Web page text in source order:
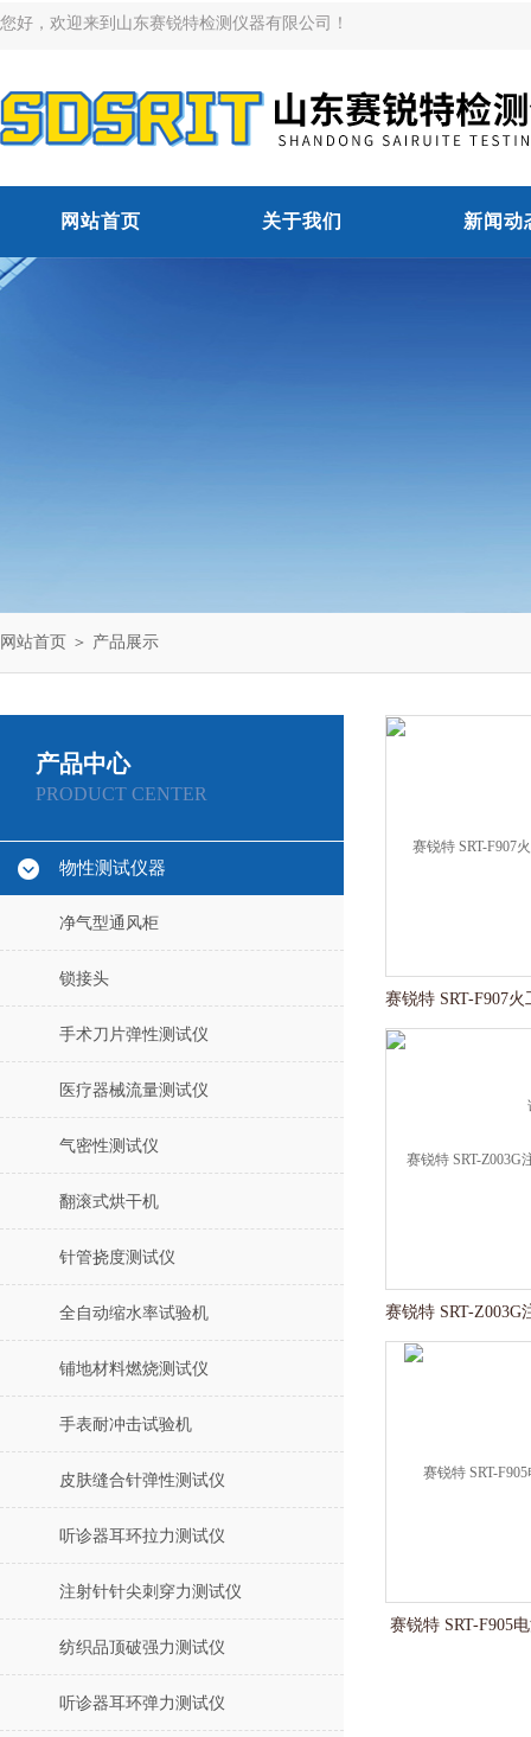
您好，欢迎来到山东赛锐特检测仪器有限公司！
网站首页 关于我们 新闻动
网站首页 ＞ 产品展示
产品中心
PRODUCT CENTER
物性测试仪器
净气型通风柜
锁接头
手术刀片弹性测试仪
医疗器械流量测试仪
气密性测试仪
翻滚式烘干机
针管挠度测试仪
全自动缩水率试验机
铺地材料燃烧测试仪
手表耐冲击试验机
皮肤缝合针弹性测试仪
听诊器耳环拉力测试仪
注射针针尖刺穿力测试仪
纺织品顶破强力测试仪
听诊器耳环弹力测试仪
赛锐特 SRT-F905